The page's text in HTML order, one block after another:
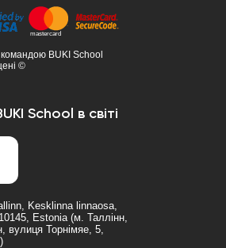
BUKI School
©
School в світі
Kesklinna linnaosa,
Estonia (м. Таллінн,
вулиця Торнімяе, 5,